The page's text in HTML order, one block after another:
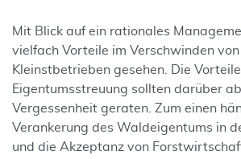
Mit Blick auf ein rationales
vielfach Vorteile im Verschwinden von
Kleinstbetrieben gesehen. Die
Eigentumsstreuung sollten darüber
Vergessenheit geraten. Zum einen
Verankerung des Waldeigentums in
und die Akzeptanz von